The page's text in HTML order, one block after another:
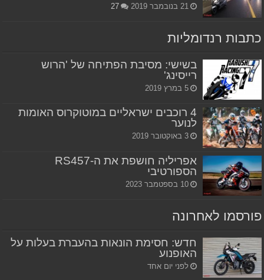
21 בנובמבר 2019 27
כתבות רנדומליות
בשישי: מסיבת הפתיחה של 'הרוש
רייסינג'
5 במרץ 2019
4 רוכבים ישראליים במוטוקרוס האומות
לנוער
3 באוקטובר 2019
אפריליה חושפת את ה-RS457
הספורטיבי
10 בספטמבר 2023
פורסמו לאחרונה
חדש: חסימת הונאות בהעברת בעלות על
האופנוע
לפני יום אחד